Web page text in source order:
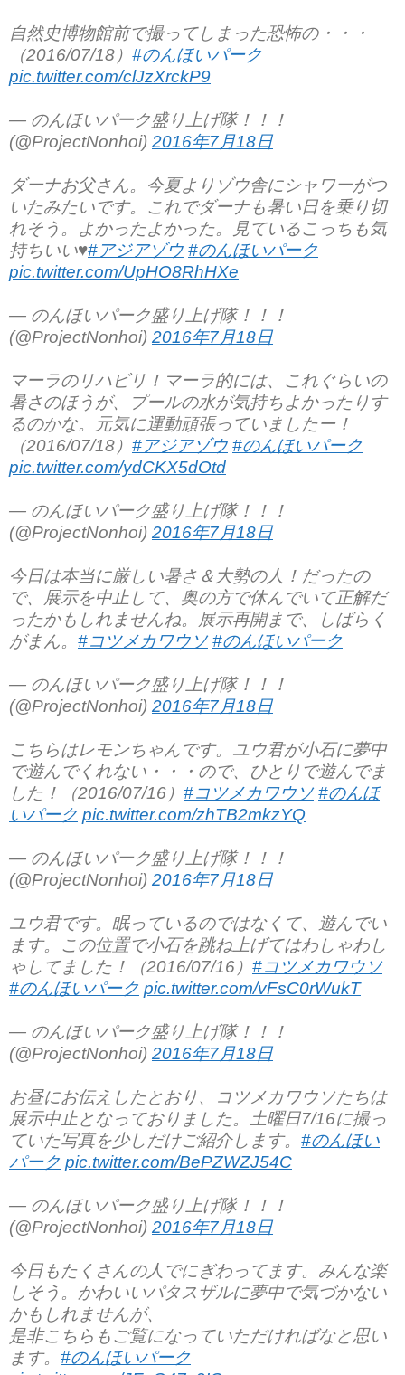
自然史博物館前で撮ってしまった恐怖の・・・
（2016/07/18） #のんほいパーク
pic.twitter.com/clJzXrckP9
— のんほいパーク盛り上げ隊！！！
(@ProjectNonhoi) 2016年7月18日
ダーナお父さん。今夏よりゾウ舎にシャワーがつ
いたみたいです。これでダーナも暑い日を乗り切
れそう。よかったよかった。見ているこっちも気
持ちいい♥︎#アジアゾウ #のんほいパーク
pic.twitter.com/UpHO8RhHXe
— のんほいパーク盛り上げ隊！！！
(@ProjectNonhoi) 2016年7月18日
マーラのリハビリ！マーラ的には、これぐらいの
暑さのほうが、プールの水が気持ちよかったりす
るのかな。元気に運動頑張っていましたー！
（2016/07/18） #アジアゾウ #のんほいパーク
pic.twitter.com/ydCKX5dOtd
— のんほいパーク盛り上げ隊！！！
(@ProjectNonhoi) 2016年7月18日
今日は本当に厳しい暑さ＆大勢の人！だったの
で、展示を中止して、奥の方で休んでいて正解だ
ったかもしれませんね。展示再開まで、しばらく
がまん。 #コツメカワウソ #のんほいパーク
— のんほいパーク盛り上げ隊！！！
(@ProjectNonhoi) 2016年7月18日
こちらはレモンちゃんです。ユウ君が小石に夢中
で遊んでくれない・・・ので、ひとりで遊んでま
した！（2016/07/16） #コツメカワウソ #のんほ
いパーク pic.twitter.com/zhTB2mkzYQ
— のんほいパーク盛り上げ隊！！！
(@ProjectNonhoi) 2016年7月18日
ユウ君です。眠っているのではなくて、遊んでい
ます。この位置で小石を跳ね上げてはわしゃわし
ゃしてました！（2016/07/16） #コツメカワウソ
#のんほいパーク pic.twitter.com/vFsC0rWukT
— のんほいパーク盛り上げ隊！！！
(@ProjectNonhoi) 2016年7月18日
お昼にお伝えしたとおり、コツメカワウソたちは
展示中止となっておりました。土曜日7/16に撮っ
ていた写真を少しだけご紹介します。 #のんほい
パーク pic.twitter.com/BePZWZJ54C
— のんほいパーク盛り上げ隊！！！
(@ProjectNonhoi) 2016年7月18日
今日もたくさんの人でにぎわってます。みんな楽
しそう。かわいいパタスザルに夢中で気づかない
かもしれませんが、
是非こちらもご覧になっていただければなと思い
ます。 #のんほいパーク